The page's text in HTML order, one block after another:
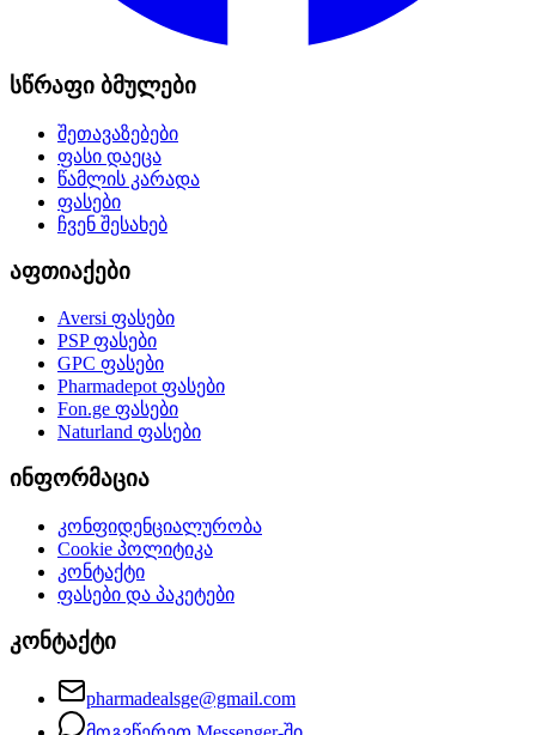
სწრაფი ბმულები
შეთავაზებები
ფასი დაეცა
წამლის კარადა
ფასები
ჩვენ შესახებ
აფთიაქები
Aversi ფასები
PSPფასები
GPC ფასები
Pharmadepotფასები
Fon.ge ფასები
Naturland ფასები
ინფორმაცია
კონფიდენციალურობა
Cookie პოლიტიკა
კონტაქტი
ფასები და პაკეტები
კონტაქტი
pharmadealsge@gmail.com